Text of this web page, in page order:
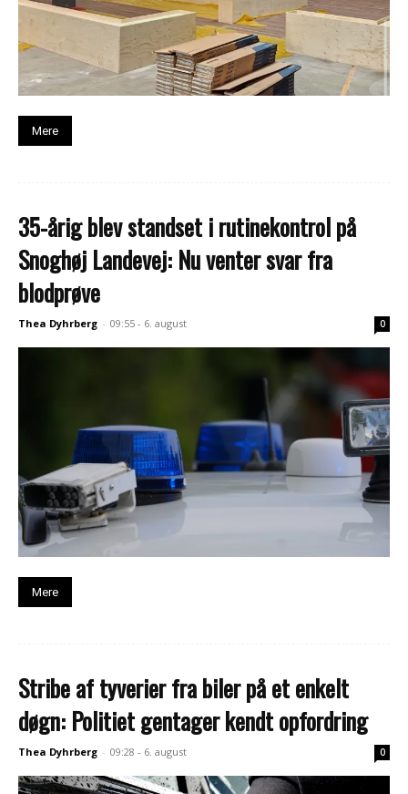
Mere
35-årig blev standset i rutinekontrol på
Snoghøj Landevej: Nu venter svar fra
blodprøve
Thea Dyhrberg - 09:55 - 6. august 0
Mere
Stribe af tyverier fra biler på et enkelt
døgn: Politiet gentager kendt opfordring
Thea Dyhrberg - 09:28 - 6. august 0